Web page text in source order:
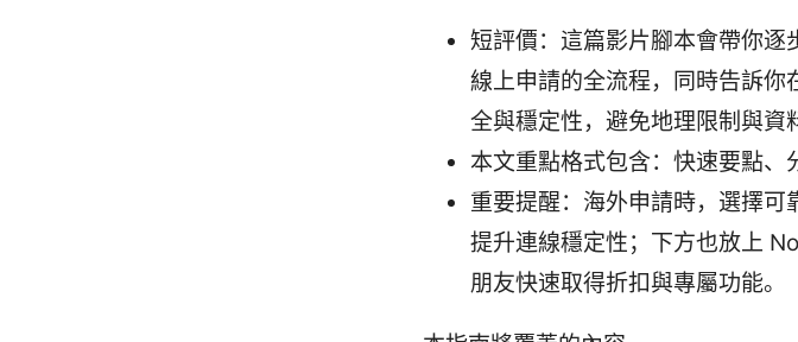
短評價：這篇影片腳本會帶你逐
線上申請的全流程，同時告訴你
全與穩定性，避免地理限制與資
本文重點格式包含：快速要點、
重要提醒：海外申請時，選擇可
提升連線穩定性；下方也放上
朋友快速取得折扣與專屬功能。